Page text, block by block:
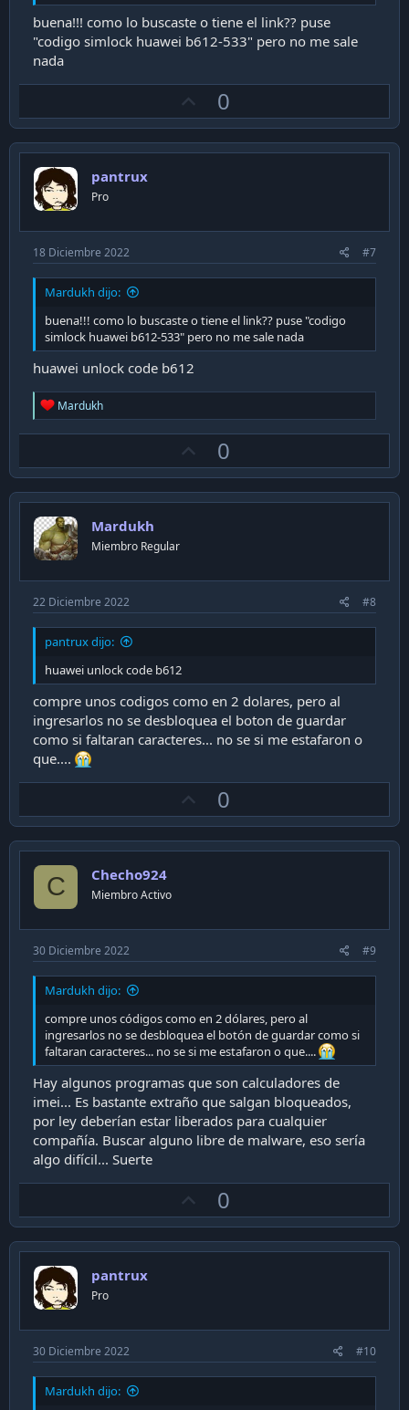
buena!!! como lo buscaste o tiene el link?? puse
"codigo simlock huawei b612-533" pero no me sale
nada
p
v
0
pantrux
Pro
18 Diciembre 2022 #7
Mardukh dijo:
buena!!! como lo buscaste o tiene el link?? puse "codigo
simlock huawei b612-533" pero no me sale nada
huawei unlock code b612
R
e
a
i
o
n
s
:
Mardukh
p
v
0
Mardukh
Miembro Regular
22 Diciembre 2022 #8
pantrux dijo:
huawei unlock code b612
compre unos codigos como en 2 dolares, pero al
ingresarlos no se desbloquea el boton de guardar
como si faltaran caracteres... no se si me estafaron o
que....
p
v
0
C Checho924
Miembro Activo
30 Diciembre 2022 #9
Mardukh dijo:
compre unos códigos como en 2 dólares, pero al
ingresarlos no se desbloquea el botón de guardar como si
faltaran caracteres... no se si me estafaron o que....
Hay algunos programas que son calculadores de
imei... Es bastante extraño que salgan bloqueados,
por ley deberían estar liberados para cualquier
compañía. Buscar alguno libre de malware, eso sería
algo difícil... Suerte
p
v
0
pantrux
Pro
30 Diciembre 2022 #10
Mardukh dijo: